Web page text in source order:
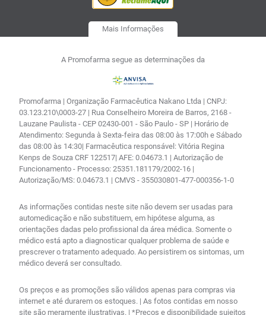
Mais Informações
A Promofarma segue as determinações da
Promofarma | Organização Farmacêutica Nakano Ltda | CNPJ:
03.123.210\0003-27 | Rua Conselheiro Moreira de Barros, 2168 -
Lauzane Paulista - CEP 02430-001 - São Paulo - SP | Horário de
Atendimento: Segunda à Sexta-feira das 08:00 às 17:00h e Sábado
das 08:00 às 14:30| Farmacêutica responsável: Vitória Regina
Kenps de Souza CRF 122517| AFE: 0.04673.1 | Autorização de
Funcionamento - Processo: 25351.181179/2002-16 |
Autorização/MS: 0.04673.1 | CMVS - 355030801-477-000356-1-0
As informações contidas neste site não devem ser usadas para
automedicação e não substituem, em hipótese alguma, as
orientações dadas pelo profissional da área médica. Somente o
médico está apto a diagnosticar qualquer problema de saúde e
prescrever o tratamento adequado. Ao persistirem os sintomas, um
médico deverá ser consultado.
Os preços e as promoções são válidos apenas para compras via
internet e até durarem os estoques. | As fotos contidas em nosso
site são meramente ilustrativas. | *Preços e disponibilidade sujeitos